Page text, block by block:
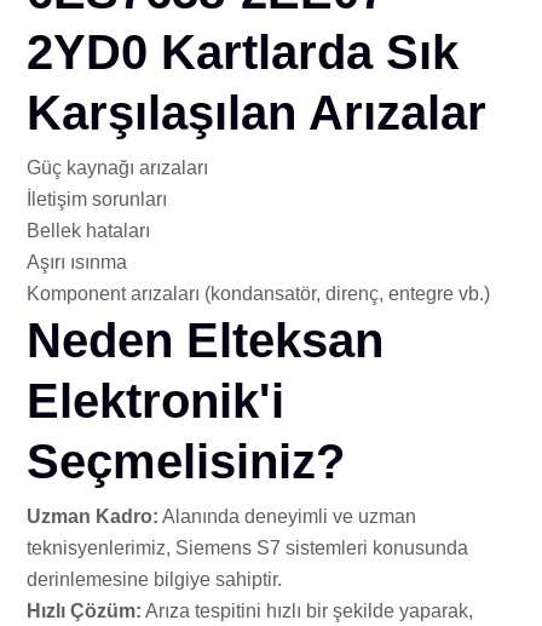
2YD0 Kartlarda Sık
Karşılaşılan Arızalar
Güç kaynağı arızaları
İletişim sorunları
Bellek hataları
Aşırı ısınma
Komponent arızaları (kondansatör, direnç, entegre vb.)
Neden Elteksan
Elektronik'i
Seçmelisiniz?
Uzman Kadro: Alanında deneyimli ve uzman
teknisyenlerimiz, Siemens S7 sistemleri konusunda
derinlemesine bilgiye sahiptir.
Hızlı Çözüm: Arıza tespitini hızlı bir şekilde yaparak,